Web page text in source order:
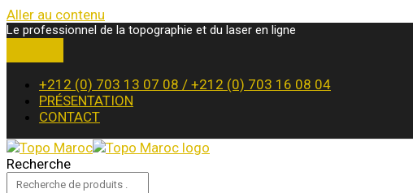
Aller au contenu
Le professionnel de la topographie et du laser en ligne
+212 (0) 703 13 07 08 / +212 (0) 703 16 08 04
PRÉSENTATION
CONTACT
Recherche